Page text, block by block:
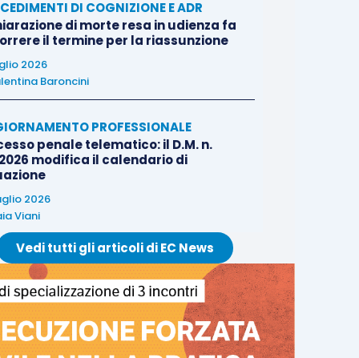
DI COGNIZIONE E ADR
di morte resa in udienza fa
il termine per la riassunzione
2026
Baroncini
PROFESSIONALE
penale telematico: il D.M. n.
modifica il calendario di
2026
Viani
Vedi tutti gli articoli di EC News